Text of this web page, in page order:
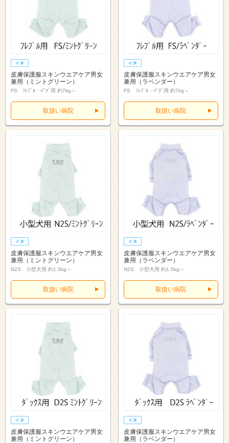
皮膚保護服スキンウエアケア男女
兼用（ミントグリーン）
FS ﾌﾚﾌﾞﾙ・ﾊﾟｸﾞ用 約7kg～
取扱い病院
皮膚保護服スキンウエアケア男女
兼用（ラベンダー）
FS ﾌﾚﾌﾞﾙ・ﾊﾟｸﾞ用 約7kg～
取扱い病院
皮膚保護服スキンウエアケア男女
兼用（ミントグリーン）
N2S 小型犬用 約1.5kg～
取扱い病院
皮膚保護服スキンウエアケア男女
兼用（ラベンダー）
N2S 小型犬用 約1.5kg～
取扱い病院
皮膚保護服スキンウエアケア男女
兼用（ミントグリーン）
皮膚保護服スキンウエアケア男女
兼用（ラベンダー）